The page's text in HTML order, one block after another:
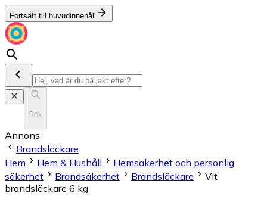
Fortsätt till huvudinnehåll
Sök
Annons
Brandsläckare
Hem
Hem & Hushåll
Hemsäkerhet och personlig
säkerhet
Brandsäkerhet Brandsläckare
Vit
brandsläckare 6 kg